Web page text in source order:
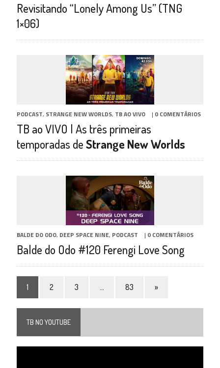
Revisitando “Lonely Among Us” (TNG
1×06)
PODCAST, STRANGE NEW WORLDS, TB AO VIVO | 0 COMENTÁRIOS
TB ao VIVO | As três primeiras
temporadas deStrange New Worlds
BALDE DO ODO, DEEP SPACE NINE, PODCAST | 0 COMENTÁRIOS
Balde do Odo #120 Ferengi Love Song
1 2 3 … 83 »
TB NO YOUTUBE